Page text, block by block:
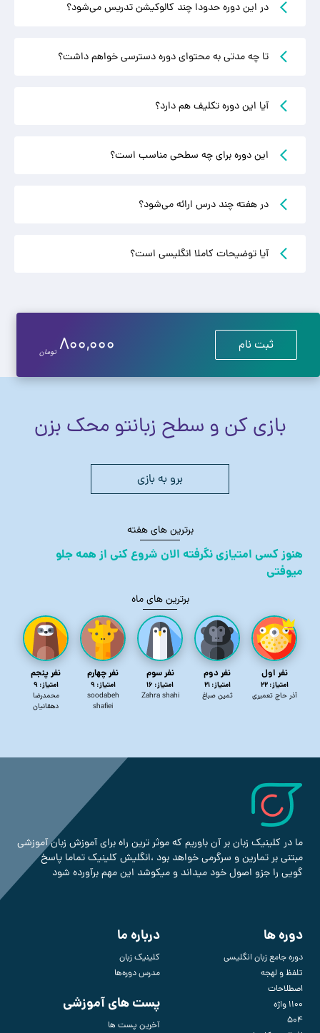
در این دوره حدودا چند کالوکیشن تدریس می‌شود؟
تا چه مدتی به محتوای دوره دسترسی خواهم داشت؟
آیا این دوره تکلیف هم دارد؟
این دوره برای چه سطحی مناسب است؟
در هفته چند درس ارائه می‌شود؟
آیا توضیحات کاملا انگلیسی است؟
ثبت نام 800,000 تومان
بازی کن و سطح زبانتو محک بزن
برو به بازی
برترین های هفته
هنوز کسی امتیازی نگرفته الان شروع کنی از همه جلو
میوفتی
برترین های ماه
نفر اول
امتیاز:‌ 22
آذر حاج تعمیری
نفر دوم
امتیاز:‌ 21
ثمین صباغ
نفر سوم
امتیاز:‌ 16
Zahra shahi
نفر چهارم
امتیاز:‌ 9
soodabeh
shafiei
نفر پنجم
امتیاز:‌ 9
محمدرضا
دهقانیان
ما در کلینیک زبان بر آن باوریم که موثر ترین راه برای آموزش زبان آموزشی
مبتنی بر تمارین و سرگرمی خواهد بود ،انگلیش کلینیک تماما پاسخ
گویی را جزو اصول خود میداند و میکوشد این مهم برآورده شود
دوره ها
دوره جامع زبان انگلیسی
تلفظ و لهجه
اصطلاحات
1100 واژه
504
درباره ما
کلینیک زبان
مدرس دوره‌ها
پست های آموزشی
آخرین پست ها